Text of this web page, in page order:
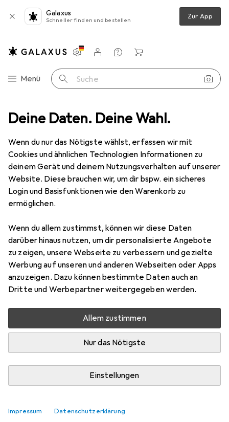
Deine Daten. Deine Wahl.
Wenn du nur das Nötigste wählst, erfassen wir mit
Cookies und ähnlichen Technologien Informationen zu
deinem Gerät und deinem Nutzungsverhalten auf unserer
Website. Diese brauchen wir, um dir bspw. ein sicheres
Login und Basisfunktionen wie den Warenkorb zu
ermöglichen.
Wenn du allem zustimmst, können wir diese Daten
darüber hinaus nutzen, um dir personalisierte Angebote
zu zeigen, unsere Webseite zu verbessern und gezielte
Werbung auf unseren und anderen Webseiten oder Apps
anzuzeigen. Dazu können bestimmte Daten auch an
Dritte und Werbepartner weitergegeben werden.
Allem zustimmen
Nur das Nötigste
Einstellungen
Impressum Datenschutzerklärung
Galaxus
Schneller finden und bestellen Zur App
Navigation nach Kategorien
Menü Suche
Einstellungen
Kundenkonto
Vergleichslisten
Merklisten
Warenkorb
Basteln Bastelhilfsmittel Schere Carson Schere Lexan
MENGENRABATT
Preis in EUR inkl. MwSt.
EUR
6,49
Bewertungen Marke
Mehr von Carson
Zwischen Mi, 19.8. und Fr, 21.8. geliefert
Mehr als 10 Stück an Lager beim Lieferanten
Benachrichtigen, wenn schneller verfügbar
Lieferort angeben für genaue Lieferzeit
pro Stück
pro Stück